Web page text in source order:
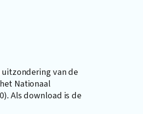
uitzondering van de
Nationaal
Als download is de